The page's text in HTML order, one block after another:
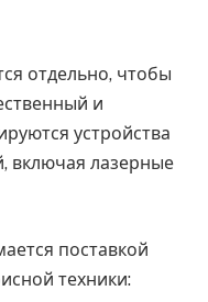
отдельно, чтобы
и
устройства
включая лазерные
поставкой
техники: